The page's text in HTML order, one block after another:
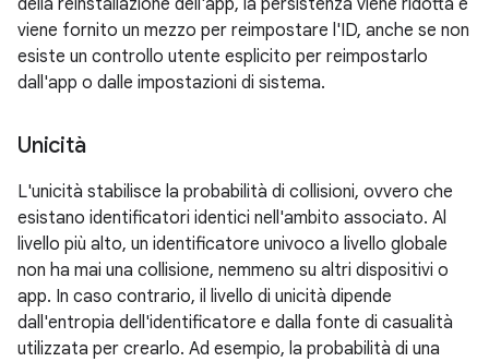
della reinstallazione dell'app, la persistenza viene ridotta e
viene fornito un mezzo per reimpostare l'ID, anche se non
esiste un controllo utente esplicito per reimpostarlo
dall'app o dalle impostazioni di sistema.
Unicità
L'unicità stabilisce la probabilità di collisioni, ovvero che
esistano identificatori identici nell'ambito associato. Al
livello più alto, un identificatore univoco a livello globale
non ha mai una collisione, nemmeno su altri dispositivi o
app. In caso contrario, il livello di unicità dipende
dall'entropia dell'identificatore e dalla fonte di casualità
utilizzata per crearlo. Ad esempio, la probabilità di una